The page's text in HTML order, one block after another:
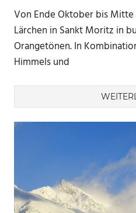
Von Ende Oktober bis
Lärchen in Sankt Moritz in
Orangetönen. In
Himmels und